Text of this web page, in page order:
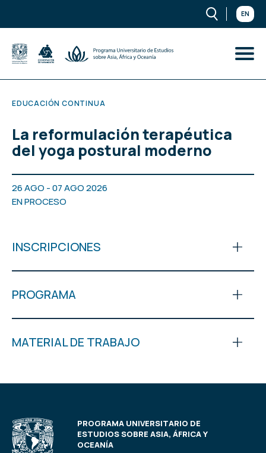
EN
EDUCACIÓN CONTINUA
La reformulación terapéutica
del yoga postural moderno
26 AGO - 07 AGO 2026
EN PROCESO
INSCRIPCIONES
PROGRAMA
MATERIAL DE TRABAJO
PROGRAMA UNIVERSITARIO DE
ESTUDIOS SOBRE ASIA, ÁFRICA Y
OCEANÍA